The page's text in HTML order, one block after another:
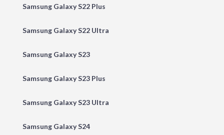
Samsung Galaxy S22 Plus
Samsung Galaxy S22 Ultra
Samsung Galaxy S23
Samsung Galaxy S23 Plus
Samsung Galaxy S23 Ultra
Samsung Galaxy S24